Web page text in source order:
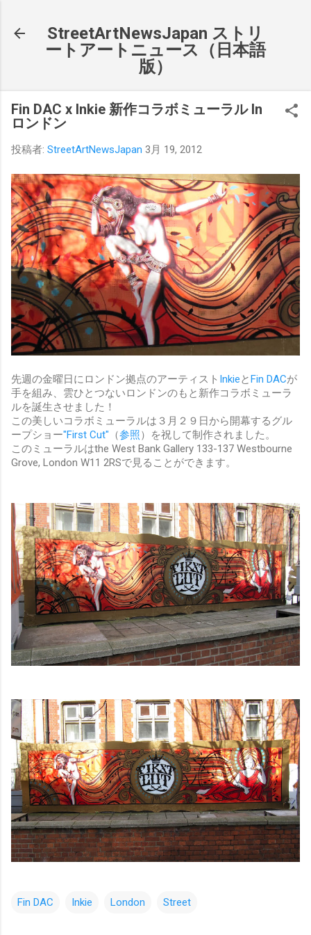
StreetArtNewsJapan ストリ
ートアートニュース（日本語
版）
Fin DAC x Inkie 新作コラボミューラル In
ロンドン
投稿者: StreetArtNewsJapan 3月 19, 2012
先週の金曜日にロンドン拠点のアーティスト InkieとFin DACが
手を組み、雲ひとつないロンドンのもと新作コラボミューラ
ルを誕生させました！
この美しいコラボミューラルは３月２９日から開幕するグル
ープショー"First Cut" （参照）を祝して制作されました。
このミューラルはthe West Bank Gallery 133-137 Westbourne
Grove, London W11 2RSで見ることができます。
Fin DAC Inkie London Street